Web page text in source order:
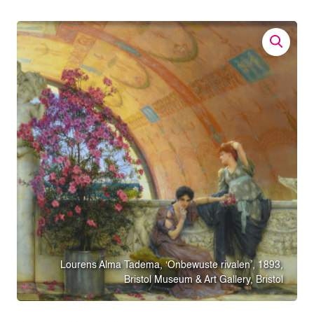
Lourens Alma Tadema, ‘Onbewuste rivalen’, 1893,
Bristol Museum & Art Gallery, Bristol